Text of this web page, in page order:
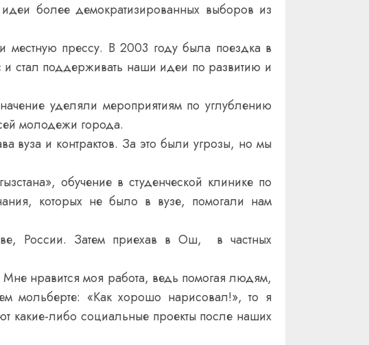
более демократизированных выборов из
местную прессу. В 2003 году была поездка в
стал поддерживать наши идеи по развитию и
уделяли мероприятиям по углублению
молодежи города.
вуза и контрактов. За это были угрозы, но мы
обучение в студенческой клинике по
которых не было в вузе, помогали нам
России. Затем приехав в Ош, в частных
нравится моя работа, ведь помогая людям,
мольберте: «Как хорошо нарисовал!», то я
какие-либо социальные проекты после наших